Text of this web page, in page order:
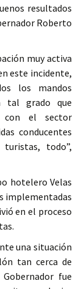
resultados
Roberto
muy activa
este incidente,
los mandos
tal grado que
con el sector
conducentes
todo”,
hotelero Velas
implementadas
en el proceso
una situación
tan cerca de
fue